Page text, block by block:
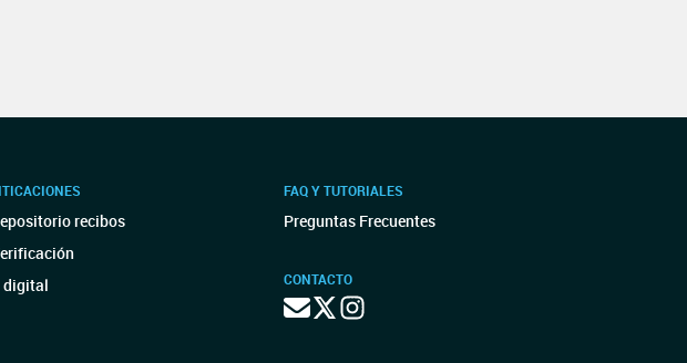
recibos
digital
FAQ Y TUTORIALES
Preguntas Frecuentes
CONTACTO